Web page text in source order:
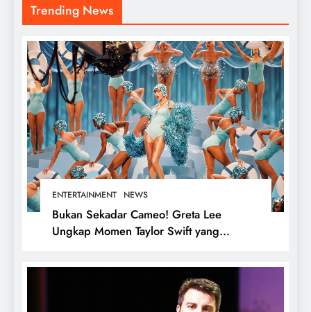
Trending News
ENTERTAINMENT NEWS
Bukan Sekadar Cameo! Greta Lee
Ungkap Momen Taylor Swift yang
Kreativitas